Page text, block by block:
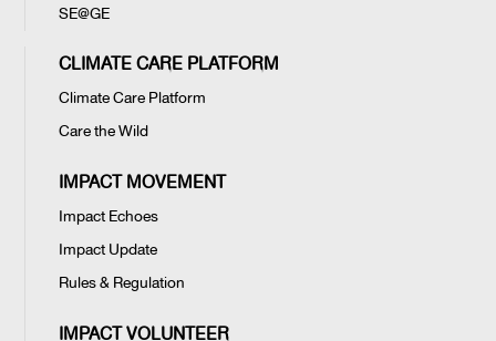
SE@GE
CLIMATE CARE PLATFORM
Climate Care Platform
Care the Wild
IMPACT MOVEMENT
Impact Echoes
Impact Update
Rules & Regulation
IMPACT VOLUNTEER